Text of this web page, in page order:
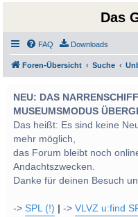
Das
FAQ Downloads
Foren-Übersicht Suche
NEU: DAS
MUSEUMSMODUS
Das heißt: Es sind keine
mehr möglich,
das Forum bleibt noch
Andachtszwecken.
Danke für deinen Besuch
->SPL (!) ->VLVZ u:find